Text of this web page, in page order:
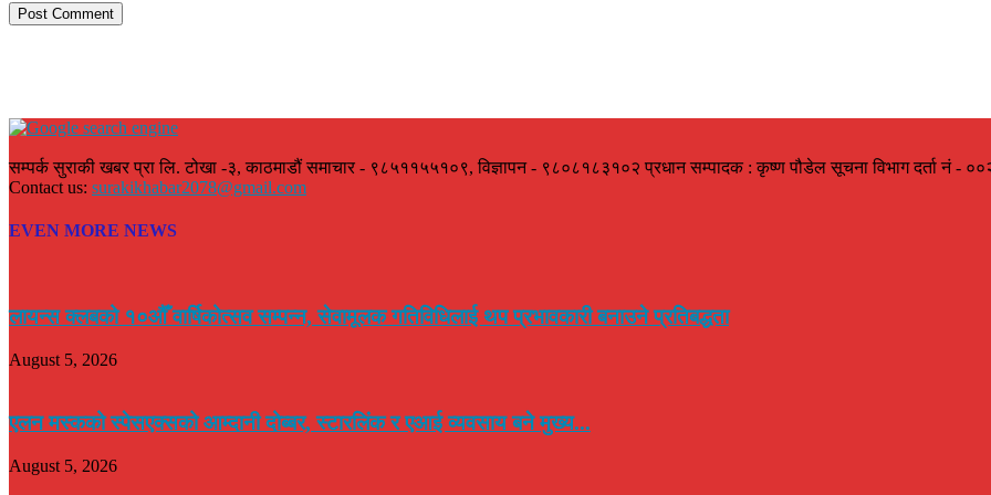
सम्पर्क सुराकी खबर प्रा लि. टोखा -३, काठमाडौं समाचार - ९८५११५५१०९, विज्ञापन - ९८०८१८३१०२ प्रधान सम्पादक : कृष्ण पौडेल सूचना विभाग दर्ता नं -
Contact us: surakikhabar2078@gmail.com
EVEN MORE NEWS
लायन्स क्लबको १०औँ वार्षिकोत्सव सम्पन्न, सेवामूलक गतिविधिलाई थप प्रभावकारी बनाउने प्रतिबद्धता
August 5, 2026
एलन मस्कको स्पेसएक्सको आम्दानी दोब्बर, स्टारलिंक र एआई व्यवसाय बने मुख्य...
August 5, 2026